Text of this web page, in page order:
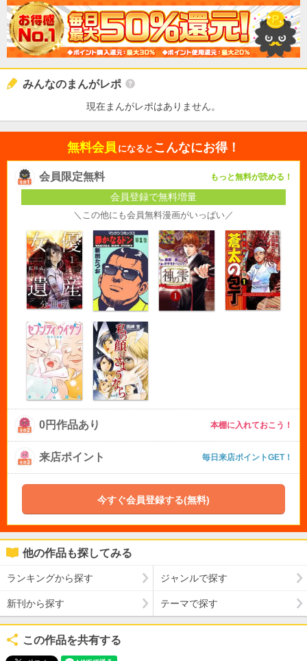
みんなのまんがレポ
現在まんがレポはありません。
無料会員 になると こんなにお得！
会員限定無料 もっと無料が読める！
会員登録で無料増量
＼この他にも会員無料漫画がいっぱい／
0円作品あり 本棚に入れておこう！
来店ポイント 毎日来店ポイントGET！
今すぐ会員登録する(無料)
他の作品も探してみる
ランキングから探す ジャンルで探す
新刊から探す テーマで探す
この作品を共有する